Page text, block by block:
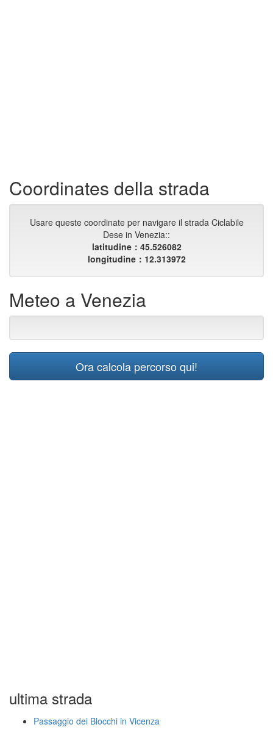
Coordinates della strada
Usare queste coordinate per navigare il strada Ciclabile
Dese in Venezia::
latitudine：45.526082
longitudine：12.313972
Meteo a Venezia
Ora calcola percorso qui!
ultima strada
Passaggio dei Blocchi in Vicenza